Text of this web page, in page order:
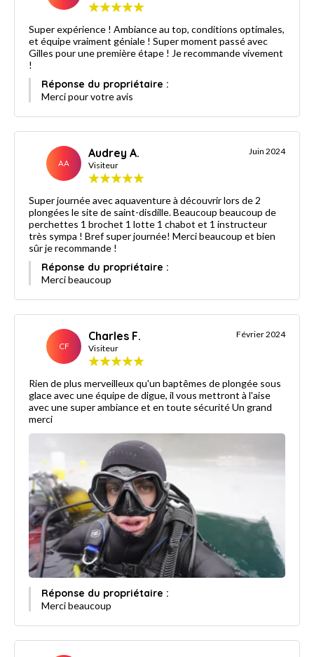
Super expérience ! Ambiance au top, conditions optimales,
et équipe vraiment géniale ! Super moment passé avec
Gilles pour une première étape ! Je recommande vivement
!
Réponse du propriétaire :
Merci pour votre avis
AA
Audrey A.
Visiteur
Juin 2024
Super journée avec aquaventure à découvrir lors de 2
plongées le site de saint-disdille. Beaucoup beaucoup de
perchettes 1 brochet 1 lotte 1 chabot et 1 instructeur
très sympa ! Bref super journée! Merci beaucoup et bien
sûr je recommande !
Réponse du propriétaire :
Merci beaucoup
CF
Charles F.
Visiteur
Février 2024
Rien de plus merveilleux qu'un baptêmes de plongée sous
glace avec une équipe de digue, il vous mettront à l'aise
avec une super ambiance et en toute sécurité Un grand
merci
Réponse du propriétaire :
Merci beaucoup